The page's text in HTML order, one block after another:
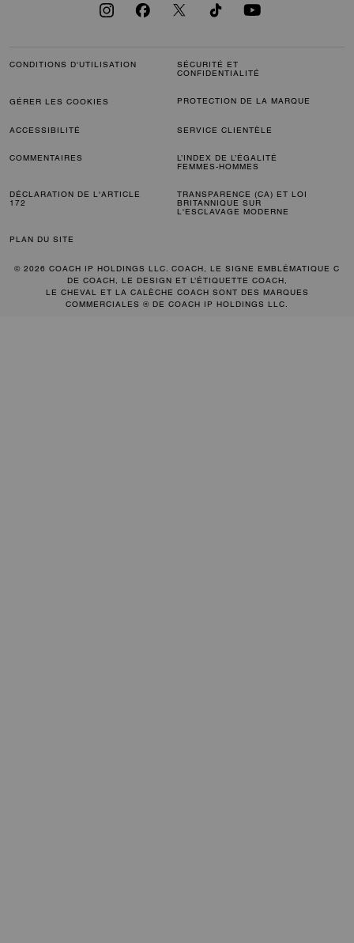
CONDITIONS D'UTILISATION
SÉCURITÉ ET
CONFIDENTIALITÉ
GÉRER LES COOKIES PROTECTION DE LA MARQUE
ACCESSIBILITÉ SERVICE CLIENTÈLE
COMMENTAIRES
L’INDEX DE L’ÉGALITÉ
FEMMES-HOMMES
DÉCLARATION DE L'ARTICLE
172
TRANSPARENCE (CA) ET LOI
BRITANNIQUE SUR
L'ESCLAVAGE MODERNE
PLAN DU SITE
© 2026 COACH IP HOLDINGS LLC. COACH, LE SIGNE EMBLÉMATIQUE C
DE COACH, LE DESIGN ET L’ÉTIQUETTE COACH,
LE CHEVAL ET LA CALÈCHE COACH SONT DES MARQUES
COMMERCIALES ® DE COACH IP HOLDINGS LLC.